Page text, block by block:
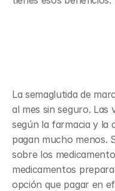
La semaglutida de
al mes sin seguro. Las
según la farmacia y la
pagan mucho menos.
sobre los
medicamentos
opción que pagar en